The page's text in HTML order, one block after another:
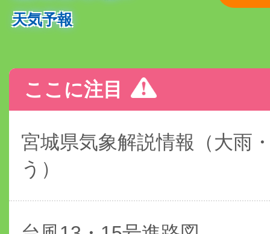
天気予報
ここに注目
宮城県気象解説情報（大雨
う）